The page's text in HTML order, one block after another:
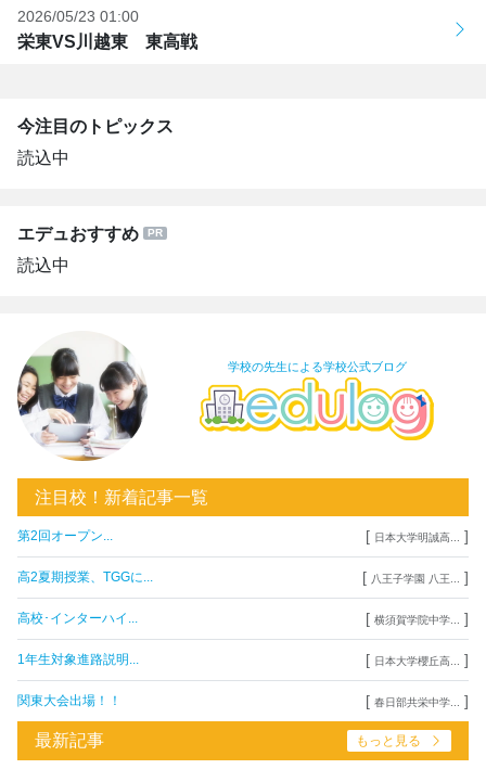
2026/05/23 01:00
栄東VS川越東 東高戦
今注目のトピックス
読込中
エデュおすすめ
読込中
学校の先生による学校公式ブログ
注目校！新着記事一覧
第2回オープン... [ 日本大学明誠高... ]
高2夏期授業、TGGに... [ 八王子学園 八王... ]
高校･インターハイ... [ 横須賀学院中学... ]
1年生対象進路説明... [ 日本大学櫻丘高... ]
関東大会出場！！ [ 春日部共栄中学... ]
最新記事 もっと見る